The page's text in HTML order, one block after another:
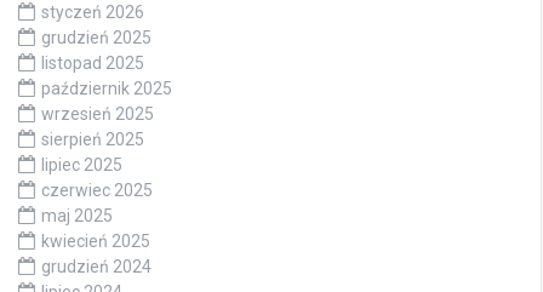
styczeń 2026
grudzień 2025
listopad 2025
październik 2025
wrzesień 2025
sierpień 2025
lipiec 2025
czerwiec 2025
maj 2025
kwiecień 2025
grudzień 2024